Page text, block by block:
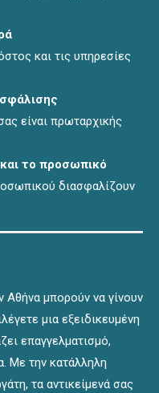
και τις υπηρεσίες
είναι πρωταρχικής
το προσωπικό
διασφαλίζουν
Αθήνα μπορούν να γίνουν
μια εξειδικευμένη
επαγγελματισμό,
Με την κατάλληλη
τα αντικείμενά σας